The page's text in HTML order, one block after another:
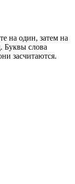
на один, затем на
Буквы слова
засчитаются.